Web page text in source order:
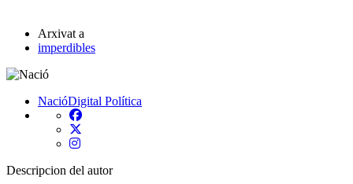
Arxivat a
imperdibles
NacióDigital Política
Descripcion del autor